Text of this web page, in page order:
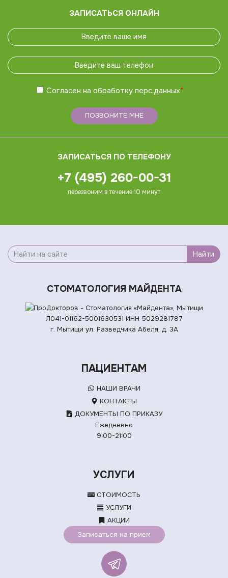
ЗАПИСАТЬСЯ ОНЛАЙН
Согласен на обработку перс.данных*
ПОЗВОНИТЕ МНЕ
ЗАПИСАТЬСЯ ПО ТЕЛЕФОНУ
+7 (495) 260-00-31
перезвоним в течение 10 минут
Найти
СТОМАТОЛОГИЯ МАЙДЕНТА
Л041-01162-5001630531 ИНН 5029281787
г. Мытищи ул. Разведчика Абеля, д. 3А
ПАЦИЕНТАМ
НАШИ ВРАЧИ
КОНТАКТЫ
ДОКУМЕНТЫ ПО ПРИКАЗУ
Ежедневно
9:00-21:00
УСЛУГИ
СТОИМОСТЬ
УСЛУГИ
АКЦИИ
Записаться на прием